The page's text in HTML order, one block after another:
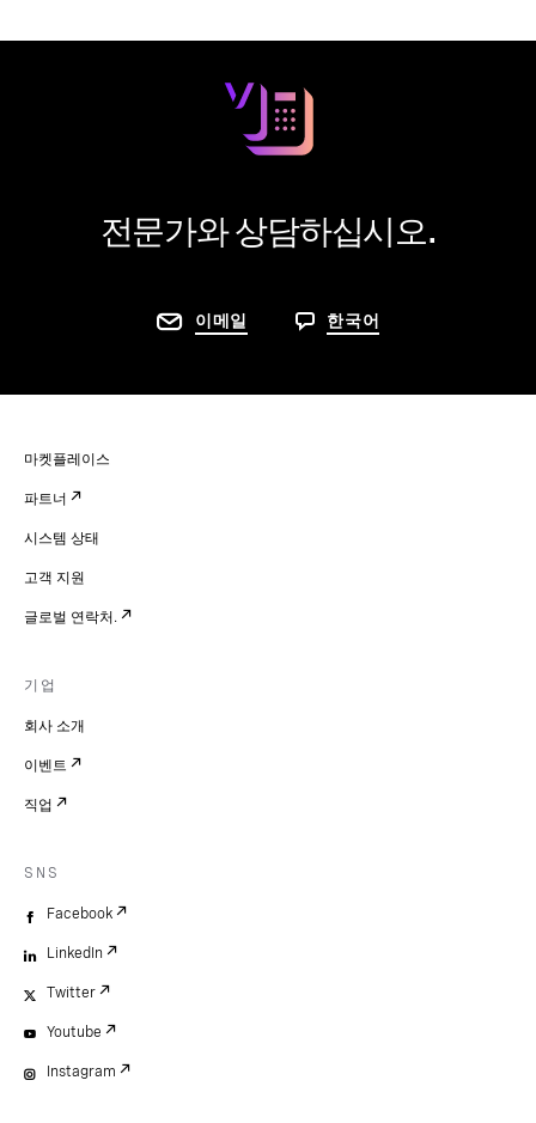
전문가와 상담하십시오.
이메일 한국어
마켓플레이스
파트너
시스템 상태
고객 지원
글로벌 연락처.
기업
회사 소개
이벤트
직업
SNS
Facebook
LinkedIn
Twitter
Youtube
Instagram